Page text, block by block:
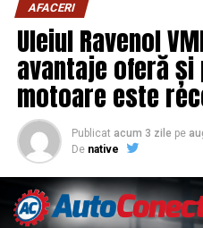
Organizatorii care doresc să
eveniment cu acces gratuit
promovare din partea
Adresa de contact este
AFACERI
Uleiul Ravenol
avantaje oferă
motoare este
Publicat acum 3 zile pe
De native